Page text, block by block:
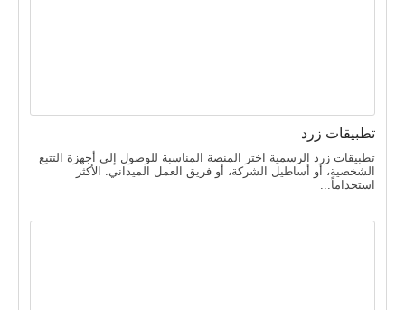
تطبيقات زرد
تطبيقات زرد الرسمية اختر المنصة المناسبة للوصول إلى أجهزة التتبع
الشخصية، أو أساطيل الشركة، أو فريق العمل الميداني. الأكثر
استخداماً...